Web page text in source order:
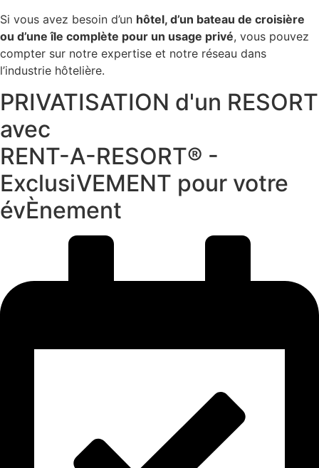
Si vous avez besoin d’un hôtel, d’un bateau de croisière
ou d’une île complète pour un usage privé, vous pouvez
compter sur notre expertise et notre réseau dans
l’industrie hôtelière.
PRIVATISATION d'un RESORT
avec
RENT-A-RESORT® -
ExclusiVEMENT pour votre
évÈnement